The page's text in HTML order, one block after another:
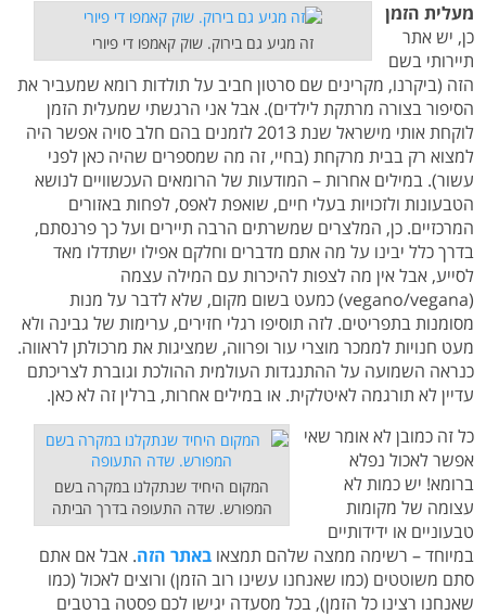
זה מגיע גם בירוק. שוק קאמפו די פיורי
מעלית הזמן
כן, יש אתר
תיירותי בשם
הזה (ביקרנו, מקרינים שם סרטון חביב על תולדות רומא שמעביר את
הסיפור בצורה מרתקת לילדים). אבל אני הרגשתי שמעלית הזמן
לוקחת אותי מישראל שנת 2013 לזמנים בהם חלב סויה אפשר היה
למצוא רק בבית מרקחת (בחיי, זה מה שמספרים שהיה כאן לפני
עשור). במילים אחרות – המודעות של הרומאים העכשוויים לנושא
הטבעונות ולזכויות בעלי חיים, שואפת לאפס, לפחות באזורים
המרכזיים. כן, המלצרים שמשרתים הרבה תיירים ועל כך פרנסתם,
בדרך כלל יבינו על מה אתם מדברים וחלקם אפילו ישתדלו מאד
לסייע, אבל אין מה לצפות להיכרות עם המילה עצמה
(vegano/vegana) כמעט בשום מקום, שלא לדבר על מנות
מסומנות בתפריטים. לזה תוסיפו רגלי חזירים, ערימות של גבינה ולא
מעט חנויות לממכר מוצרי עור ופרווה, שמציגות את מרכולתן לראווה.
כנראה השמועה על ההתנגדות העולמית ההולכת וגוברת לצריכתם
עדיין לא תורגמה לאיטלקית. או במילים אחרות, ברלין זה לא כאן.
המקום היחיד שנתקלנו במקרה בשם
המפורש. שדה התעופה בדרך הביתה
כל זה כמובן לא אומר שאי
אפשר לאכול נפלא
ברומא! יש כמות לא
עצומה של מקומות
טבעוניים או ידידותיים
במיוחד – רשימה ממצה שלהם תמצאו באתר הזה. אבל אם אתם
סתם משוטטים (כמו שאנחנו עשינו רוב הזמן) ורוצים לאכול (כמו
שאנחנו רצינו כל הזמן), בכל מסעדה יגישו לכם פסטה ברטבים